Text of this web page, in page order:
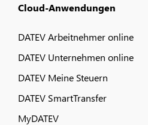
Cloud-Anwendungen
DATEV Arbeitnehmer online
DATEV Unternehmen online
DATEV Meine Steuern
DATEV SmartTransfer
MyDATEV